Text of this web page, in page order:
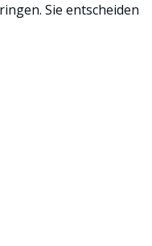
Sie entscheiden